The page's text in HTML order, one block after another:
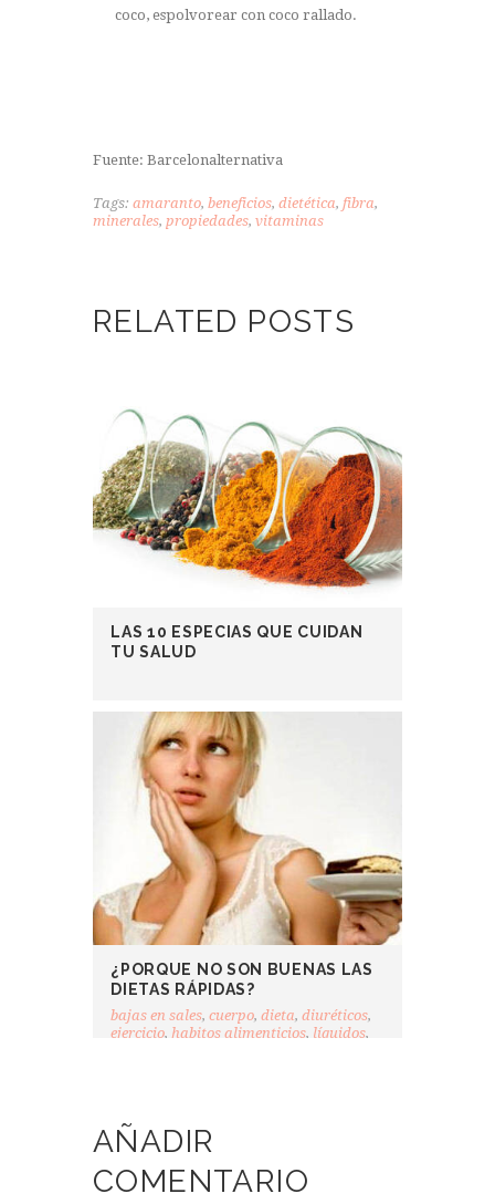
coco, espolvorear con coco rallado.
Fuente: Barcelonalternativa
Tags: amaranto, beneficios, dietética, fibra,
minerales, propiedades, vitaminas
RELATED POSTS
LAS 10 ESPECIAS QUE CUIDAN
TU SALUD
¿PORQUE NO SON BUENAS LAS
DIETAS RÁPIDAS?
bajas en sales,cuerpo,dieta,diuréticos,
ejercicio,habitos alimenticios, líquidos,
AÑADIR
COMENTARIO